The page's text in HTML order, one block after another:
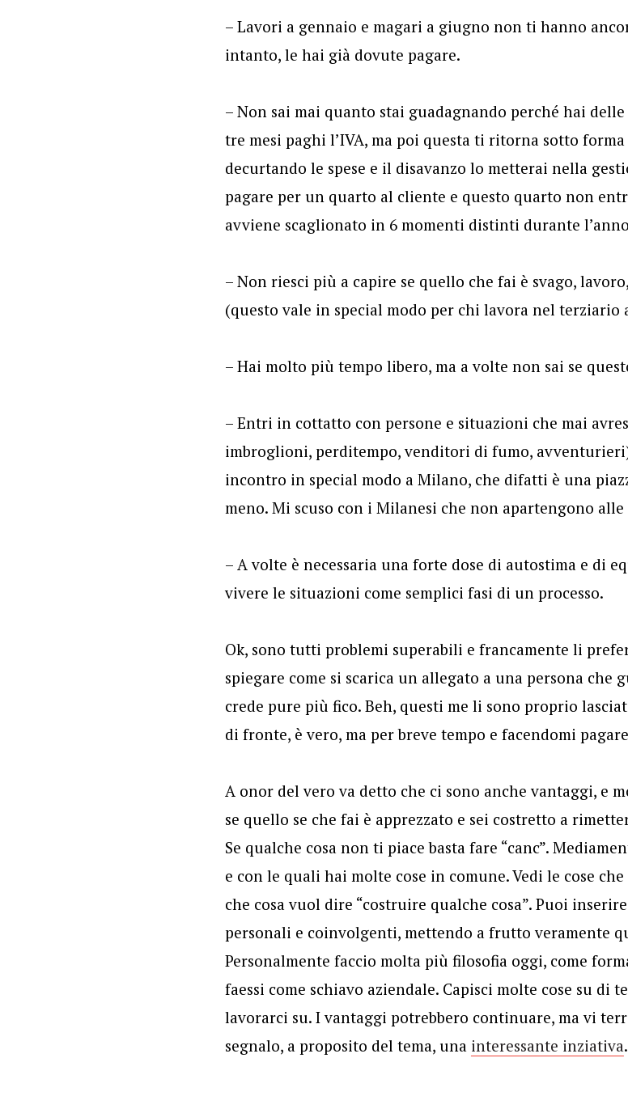
– Lavori a gennaio e magari a giugno non ti hanno
intanto, le hai già dovute pagare.
– Non sai mai quanto stai guadagnando perché hai
tre mesi paghi l’IVA, ma poi questa ti ritorna sotto
decurtando le spese e il disavanzo lo metterai nella
pagare per un quarto al cliente e questo quarto non
avviene scaglionato in 6 momenti distinti durante
– Non riesci più a capire se quello che fai è svago,
(questo vale in special modo per chi lavora nel terziario
– Hai molto più tempo libero, ma a volte non sai se
– Entri in cottatto con persone e situazioni che mai
imbroglioni, perditempo, venditori di fumo,
incontro in special modo a Milano, che difatti è una
meno. Mi scuso con i Milanesi che non apartengono
– A volte è necessaria una forte dose di autostima e di
vivere le situazioni come semplici fasi di un processo.
Ok, sono tutti problemi superabili e francamente li
spiegare come si scarica un allegato a una persona che
crede pure più fico. Beh, questi me li sono proprio
di fronte, è vero, ma per breve tempo e facendomi
A onor del vero va detto che ci sono anche vantaggi, e
se quello se che fai è apprezzato e sei costretto a
Se qualche cosa non ti piace basta fare “canc”.
e con le quali hai molte cose in comune. Vedi le cose
che cosa vuol dire “costruire qualche cosa”. Puoi
personali e coinvolgenti, mettendo a frutto veramente
Personalmente faccio molta più filosofia oggi, come
faessi come schiavo aziendale. Capisci molte cose su di
lavorarci su. I vantaggi potrebbero continuare, ma vi
segnalo, a proposito del tema, una interessante inziativa.